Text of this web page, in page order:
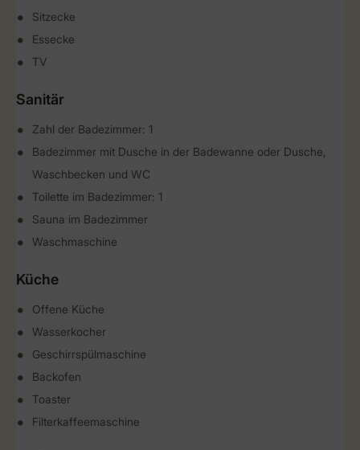
Sitzecke
Essecke
TV
Sanitär
Zahl der Badezimmer: 1
Badezimmer mit Dusche in der Badewanne oder Dusche,
Waschbecken und WC
Toilette im Badezimmer: 1
Sauna im Badezimmer
Waschmaschine
Küche
Offene Küche
Wasserkocher
Geschirrspülmaschine
Backofen
Toaster
Filterkaffeemaschine